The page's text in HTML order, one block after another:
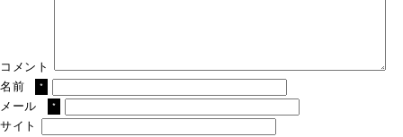
コメント
名前
*
メール *
サイト